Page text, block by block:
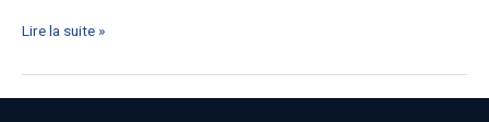
Lire la suite »